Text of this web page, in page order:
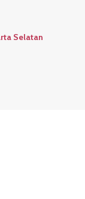
Selatan